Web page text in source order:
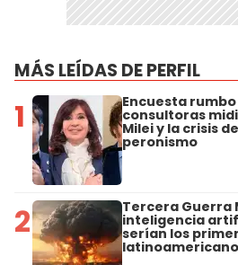
MÁS LEÍDAS DE PERFIL
1 Encuesta
consultoras
Milei y la crisis
peronismo
2 Tercera Guerra
inteligencia
serían los